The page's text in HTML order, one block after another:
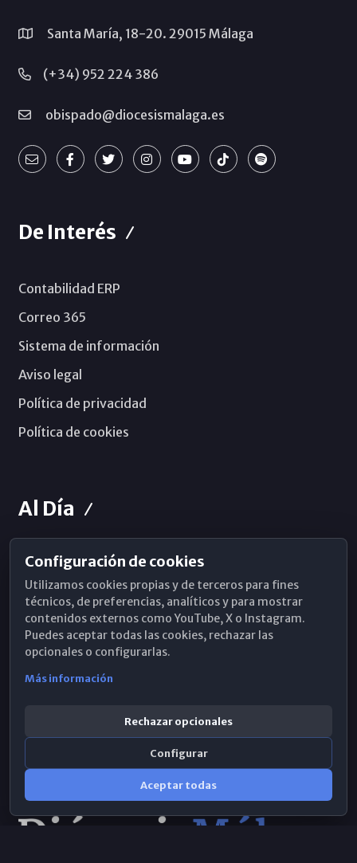
Santa María, 18-20. 29015 Málaga
(+34) 952 224 386
obispado@diocesismalaga.es
De Interés
Contabilidad ERP
Correo 365
Sistema de información
Aviso legal
Política de privacidad
Política de cookies
Al Día
Horarios de Misa
Hemeroteca
WhatsApp
Configuración de cookies
Utilizamos cookies propias y de terceros para fines
técnicos, de preferencias, analíticos y para mostrar
contenidos externos como YouTube, X o Instagram.
Puedes aceptar todas las cookies, rechazar las
opcionales o configurarlas.
Más información
Rechazar opcionales
Configurar
Aceptar todas